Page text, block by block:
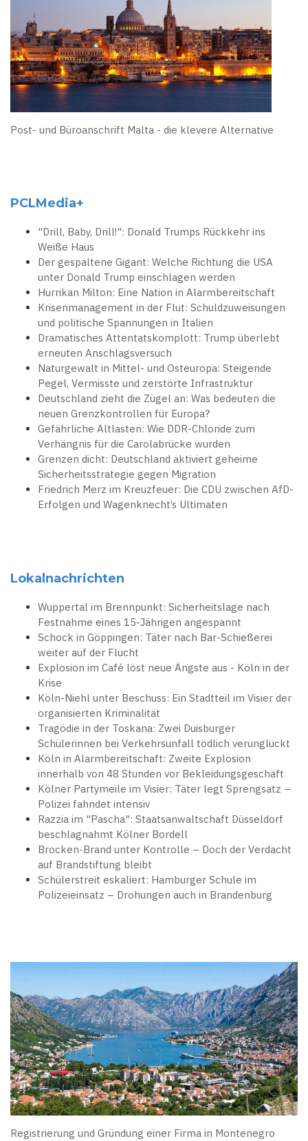
Post- und Büroanschrift Malta - die klevere Alternative
PCLMedia+
"Drill, Baby, Drill!": Donald Trumps Rückkehr ins
Weiße Haus
Der gespaltene Gigant: Welche Richtung die USA
unter Donald Trump einschlagen werden
Hurrikan Milton: Eine Nation in Alarmbereitschaft
Krisenmanagement in der Flut: Schuldzuweisungen
und politische Spannungen in Italien
Dramatisches Attentatskomplott: Trump überlebt
erneuten Anschlagsversuch
Naturgewalt in Mittel- und Osteuropa: Steigende
Pegel, Vermisste und zerstörte Infrastruktur
Deutschland zieht die Zügel an: Was bedeuten die
neuen Grenzkontrollen für Europa?
Gefährliche Altlasten: Wie DDR-Chloride zum
Verhängnis für die Carolabrücke wurden
Grenzen dicht: Deutschland aktiviert geheime
Sicherheitsstrategie gegen Migration
Friedrich Merz im Kreuzfeuer: Die CDU zwischen AfD-
Erfolgen und Wagenknecht’s Ultimaten
Lokalnachrichten
Wuppertal im Brennpunkt: Sicherheitslage nach
Festnahme eines 15-Jährigen angespannt
Schock in Göppingen: Täter nach Bar-Schießerei
weiter auf der Flucht
Explosion im Café löst neue Ängste aus - Köln in der
Krise
Köln-Niehl unter Beschuss: Ein Stadtteil im Visier der
organisierten Kriminalität
Tragödie in der Toskana: Zwei Duisburger
Schülerinnen bei Verkehrsunfall tödlich verunglückt
Köln in Alarmbereitschaft: Zweite Explosion
innerhalb von 48 Stunden vor Bekleidungsgeschäft
Kölner Partymeile im Visier: Täter legt Sprengsatz –
Polizei fahndet intensiv
Razzia im "Pascha": Staatsanwaltschaft Düsseldorf
beschlagnahmt Kölner Bordell
Brocken-Brand unter Kontrolle – Doch der Verdacht
auf Brandstiftung bleibt
Schülerstreit eskaliert: Hamburger Schule im
Polizeieinsatz – Drohungen auch in Brandenburg
Registrierung und Gründung einer Firma in Montenegro